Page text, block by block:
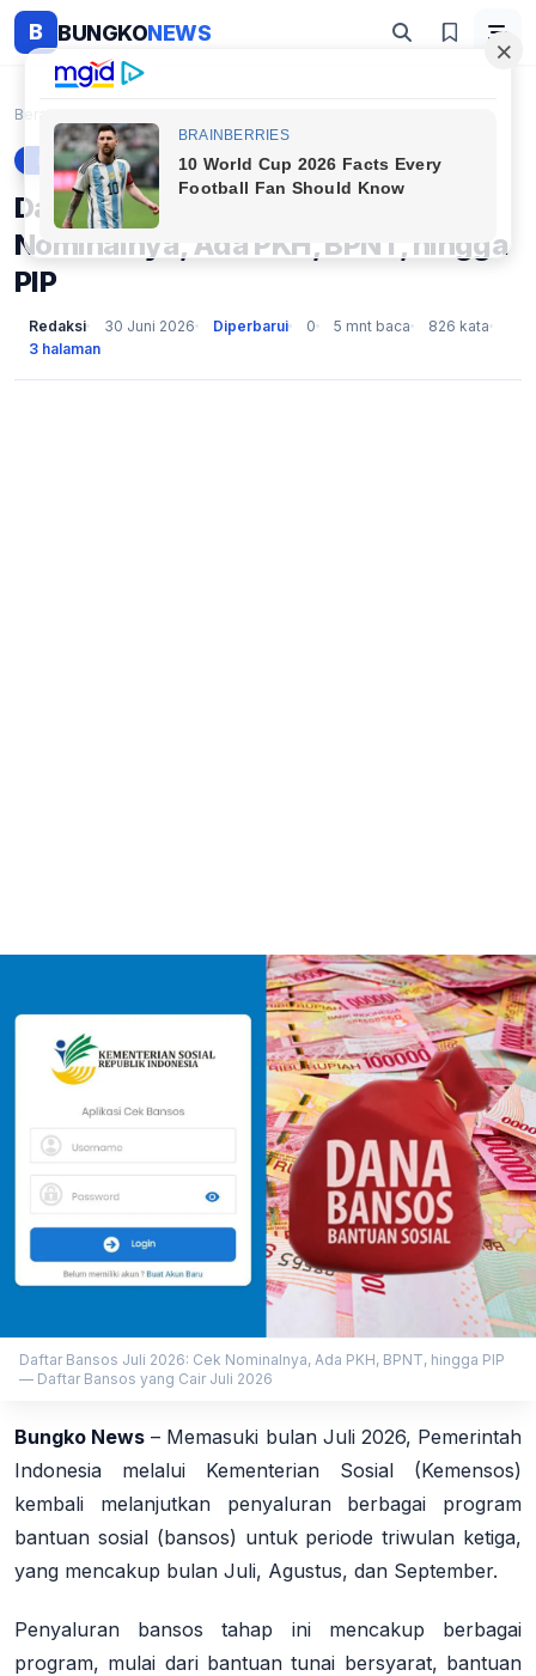
B BUNGKONEWS
Beranda
BERITA
Daftar Bansos Juli 2026: Cek
Nominalnya, Ada PKH, BPNT, hingga
PIP
Redaksi 30 Juni 2026 Diperbarui 0 5 mnt baca
826 kata
3 halaman
Daftar Bansos Juli 2026: Cek Nominalnya, Ada PKH, BPNT, hingga PIP
— Daftar Bansos yang Cair Juli 2026
Bungko News – Memasuki bulan Juli 2026, Pemerintah
Indonesia melalui Kementerian Sosial (Kemensos)
kembali melanjutkan penyaluran berbagai program
bantuan sosial (bansos) untuk periode triwulan ketiga,
yang mencakup bulan Juli, Agustus, dan September.
Penyaluran bansos tahap ini mencakup berbagai
program, mulai dari bantuan tunai bersyarat, bantuan